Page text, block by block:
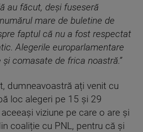
au făcut, deși fuseseră
mare de buletine de
faptul că nu a fost respectat
Alegerile europarlamentare
comasate de frica noastră.”
dumneavoastră ați venit cu
loc alegeri pe 15 și 29
viziune pe care o are și
coaliție cu PNL, pentru că și